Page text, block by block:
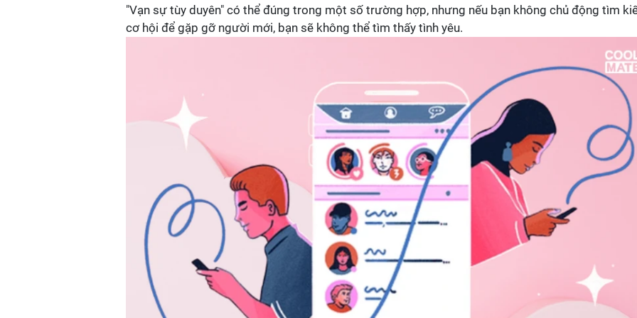
"Vạn sự tùy duyên" có thể đúng trong một số trường hợp, nhưng nếu bạn không chủ động tìm
cơ hội để gặp gỡ người mới, bạn sẽ không thể tìm thấy tình yêu.